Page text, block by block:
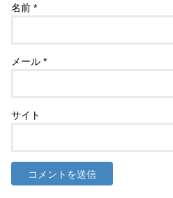
名前*
メール*
サイト